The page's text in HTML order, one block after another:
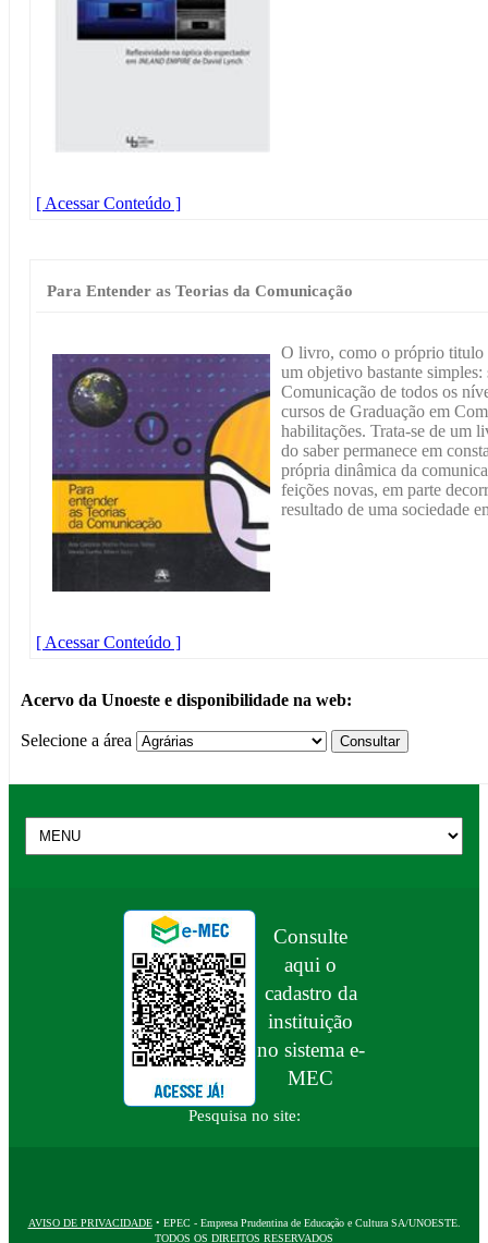
[ Acessar Conteúdo ]
Para Entender as Teorias da Comunicação
O livro, como o próprio titulo
um objetivo bastante
Comunicação de todos os
cursos de Graduação em
habilitações. Trata-se de um
do saber permanece em
própria dinâmica da
feições novas, em parte
resultado de uma sociedade
[ Acessar Conteúdo ]
Acervo da Unoeste e disponibilidade na web:
Selecione a área
Consulte
aqui o
cadastro da
instituição
no sistema e-
MEC
Pesquisa no site:
AVISO DE PRIVACIDADE• EPEC - Empresa Prudentina de Educação e Cultura SA/UNOESTE.
TODOS OS DIREITOS RESERVADOS